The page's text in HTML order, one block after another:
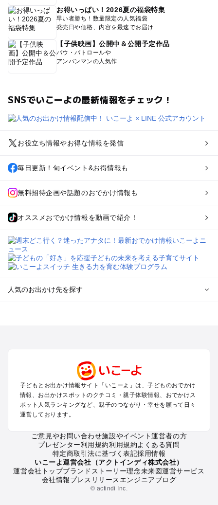
お得いっぱい！2026夏の福袋特集
早い者勝ち！数量限定の人気福袋
発売日や価格、内容を最速でお届け
【子供映画】公開中＆公開予定作品
パウ・パトロールや
アンパンマンの人気作
SNSでいこーよの最新情報をチェック！
お役立ち情報やお得な情報を発信
毎日更新！旬イベント&お得情報も
無料招待企画や話題のおでかけ情報も
オススメおでかけ情報を動画で紹介！
人気のお出かけ先を探す
関西のプールおでかけ
中国･四国のプールおでかけ
九州･沖縄のプールおでかけ
定番お出かけスポット
牧場
子どもとお出かけ情報サイト「いこーよ」は、子どものおでかけ
情報、お出かけスポットのクチコミ・親子体験情報、おでかけス
ポット人気ランキングなど、親子のつながり・幸せを願って日々
運営しております。
ご意見やお問い合わせ施設やイベント運営者の方
プレゼンター利用規約利用規約よくある質問
特定商取引法に基づく表記採用情報
いこーよ運営会社（アクトインディ株式会社）
運営会社トップブランドストーリー理念未来図運営サービス
会社情報プレスリリース エンジニアブログ
© actindi Inc.